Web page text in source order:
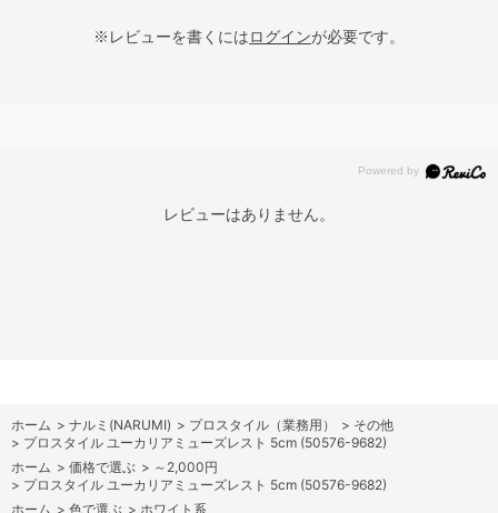
※レビューを書くにはログインが必要です。
レビューはありません。
ホーム > ナルミ(NARUMI) > プロスタイル（業務用） > その他
> プロスタイル ユーカリアミューズレスト 5cm (50576-9682)
ホーム > 価格で選ぶ > ～2,000円
> プロスタイル ユーカリアミューズレスト 5cm (50576-9682)
ホーム > 色で選ぶ > ホワイト系